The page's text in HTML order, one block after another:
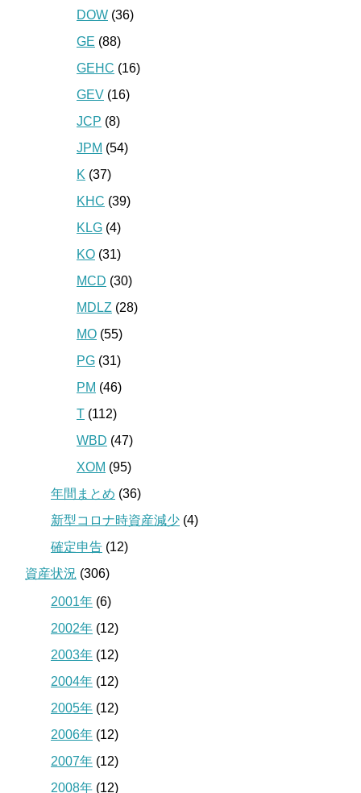
DOW (36)
GE (88)
GEHC (16)
GEV (16)
JCP (8)
JPM (54)
K (37)
KHC (39)
KLG (4)
KO (31)
MCD (30)
MDLZ (28)
MO (55)
PG (31)
PM (46)
T (112)
WBD (47)
XOM (95)
年間まとめ (36)
新型コロナ時資産減少 (4)
確定申告 (12)
資産状況 (306)
2001年 (6)
2002年 (12)
2003年 (12)
2004年 (12)
2005年 (12)
2006年 (12)
2007年 (12)
2008年 (12)